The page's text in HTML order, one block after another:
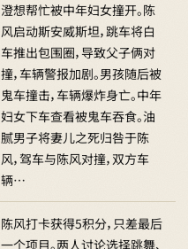
澄想帮忙被中年妇女撞开。陈
风启动斯安威斯坦，跳车将白
车推出包围圈，导致父子俩对
撞，车辆警报加剧。男孩随后被
鬼车撞击，车辆爆炸身亡。中年
妇女下车查看被鬼车吞食。油
腻男子将妻儿之死归咎于陈
风，驾车与陈风对撞，双方车
辆…
陈风打卡获得5积分，只差最后
一个项目。两人讨论选择跳舞、